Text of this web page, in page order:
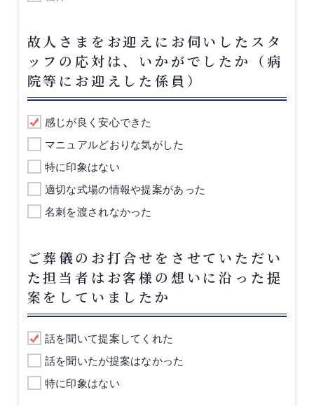
故人さまをお迎えにお伺いしたスタ
ッフの応対は、いかがでしたか（病
院等にお迎えした係員）
感じが良く安心できた
マニュアルどおりな気がした
特に印象はない
適切な式場の情報や提案があった
名刺を渡されなかった
ご葬儀のお打合せをさせていただい
た担当者はお客様の想いに沿った提
案をしていましたか
話を聞いて提案してくれた
話を聞いたが提案はなかった
特に印象はない